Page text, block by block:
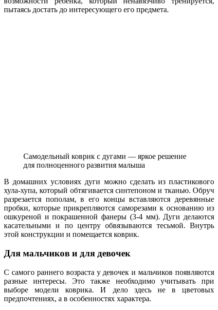
пытаясь достать до интересующего его предмета.
Самодельный коврик с дугами — яркое решение
для полноценного развития малыша
В домашних условиях дуги можно сделать из пластикового
хула-хупа, который обтягивается синтепоном и тканью. Обруч
разрезается пополам, в его концы вставляются деревянные
пробки, которые прикрепляются саморезами к основанию из
ошкуреной и покрашенной фанеры (3-4 мм). Дуги делаются
касательными и по центру обвязываются тесьмой. Внутрь
этой конструкции и помещается коврик.
Для мальчиков и для девочек
С самого раннего возраста у девочек и мальчиков появляются
разные интересы. Это также необходимо учитывать при
выборе модели коврика. И дело здесь не в цветовых
предпочтениях, а в особенностях характера.